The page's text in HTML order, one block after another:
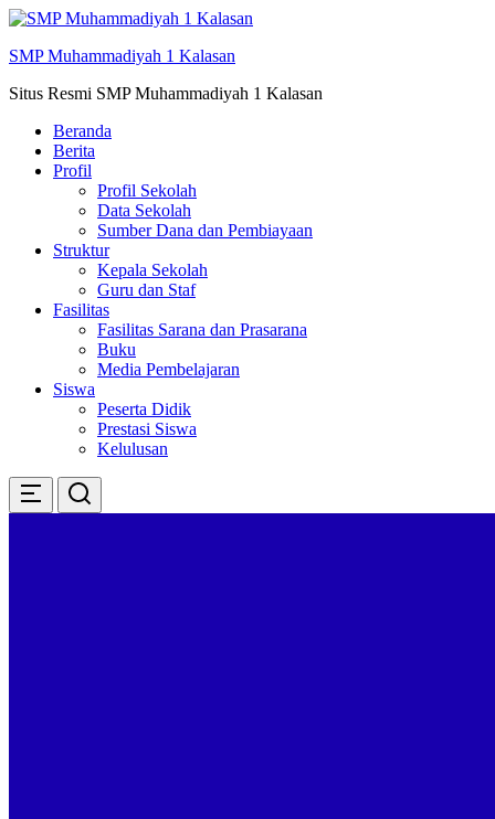
Skip
konten
SMP Muhammadiyah 1 Kalasan
Situs Resmi SMP Muhammadiyah 1 Kalasan
Beranda
Berita
Profil
Profil Sekolah
Data Sekolah
Sumber Dana dan Pembiayaan
Struktur
Kepala Sekolah
Guru dan Staf
Fasilitas
Fasilitas Sarana dan Prasarana
Buku
Media Pembelajaran
Siswa
Peserta Didik
Prestasi Siswa
Kelulusan